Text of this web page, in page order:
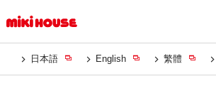
日本語 English 繁體